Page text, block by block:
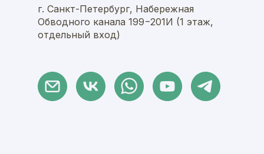
г. Санкт-Петербург, Набережная
Обводного канала 199−201И (1 этаж,
отдельный вход)